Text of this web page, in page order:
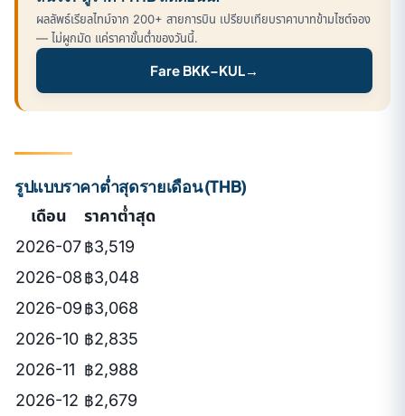
ผลลัพธ์เรียลไทม์จาก 200+ สายการบิน เปรียบเทียบราคาบาทข้ามไซต์จอง
— ไม่ผูกมัด แค่ราคาขั้นต่ำของวันนี้.
Fare BKK–KUL→
รูปแบบราคาต่ำสุดรายเดือน (THB)
เดือน
ราคาต่ำสุด
2026-07฿3,519
2026-08฿3,048
2026-09฿3,068
2026-10 ฿2,835
2026-11 ฿2,988
2026-12 ฿2,679